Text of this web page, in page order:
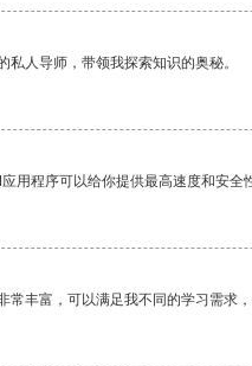
私人导师，带领我探索知识的奥秘。
用程序可以给你提供最高速度和安全
常丰富，可以满足我不同的学习需求